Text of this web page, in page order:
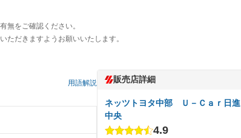
無をご確認ください。
ただきますようお願いいたします。
用語解説 販売店詳細
ネッツトヨタ中部 Ｕ－Ｃａｒ日進
中央
4.9